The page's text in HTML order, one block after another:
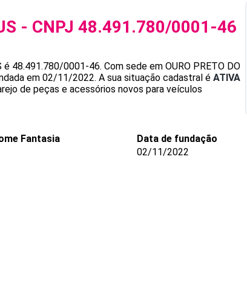
- CNPJ 48.491.780/0001-46
é 48.491.780/0001-46. Com sede em OURO PRETO DO
em 02/11/2022. A sua situação cadastral é ATIVA
de peças e acessórios novos para veículos
Fantasia
Data de fundação
02/11/2022